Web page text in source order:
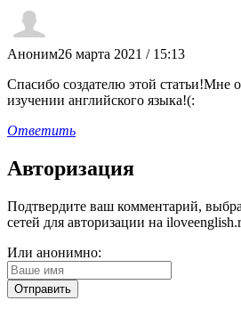
Аноним26 марта 2021 / 15:13
Спасибо создателю этой статьи!Мне
изучении английского языка!(:
Ответить
Авторизация
Подтвердите ваш комментарий,
сетей для авторизации на
Или анонимно: